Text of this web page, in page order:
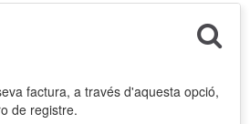
factura, a través d'aquesta opció,
de registre.